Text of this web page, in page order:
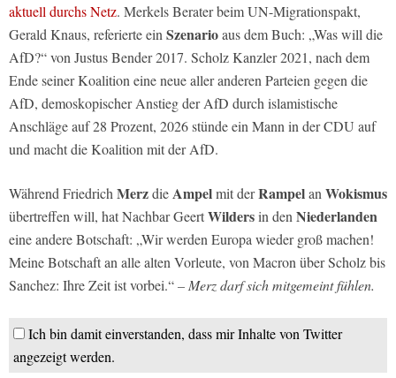
aktuell durchs Netz. Merkels Berater beim UN-Migrationspakt,
Gerald Knaus, referierte ein Szenarioaus dem Buch: „Was will die
AfD?“ von Justus Bender 2017. Scholz Kanzler 2021, nach dem
Ende seiner Koalition eine neue aller anderen Parteien gegen die
AfD, demoskopischer Anstieg der AfD durch islamistische
Anschläge auf 28 Prozent, 2026 stünde ein Mann in der CDU auf
und macht die Koalition mit der AfD.
Während Friedrich MerzdieAmpelmit derRampelan Wokismus
übertreffen will, hat Nachbar GeertWildersin den Niederlanden
eine andere Botschaft: „Wir werden Europa wieder groß machen!
Meine Botschaft an alle alten Vorleute, von Macron über Scholz bis
Sanchez: Ihre Zeit ist vorbei.“– Merz darf sich mitgemeint fühlen.
Ich bin damit einverstanden, dass mir Inhalte von Twitter
angezeigt werden.